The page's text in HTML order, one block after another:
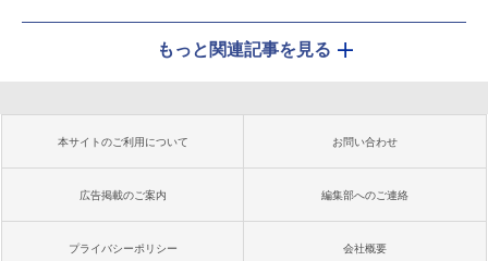
もっと関連記事を見る
本サイトのご利用について お問い合わせ
広告掲載のご案内 編集部へのご連絡
プライバシーポリシー 会社概要